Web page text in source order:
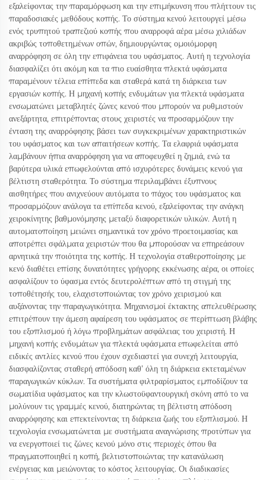
εξαλείφοντας την παραμόρφωση και την επιμήκυνση που πλήττουν τις
παραδοσιακές μεθόδους κοπής. Το σύστημα κενού λειτουργεί μέσω
ενός τρυπητού τραπεζιού κοπής που αναρροφά αέρα μέσω χιλιάδων
ακριβώς τοποθετημένων οπών, δημιουργώντας ομοιόμορφη
αναρρόφηση σε όλη την επιφάνεια του υφάσματος. Αυτή η τεχνολογία
διασφαλίζει ότι ακόμη και τα πιο ευαίσθητα πλεκτά υφάσματα
παραμένουν τέλεια επίπεδα και σταθερά κατά τη διάρκεια των
εργασιών κοπής. Η μηχανή κοπής ενδυμάτων για πλεκτά υφάσματα
ενσωματώνει μεταβλητές ζώνες κενού που μπορούν να ρυθμιστούν
ανεξάρτητα, επιτρέποντας στους χειριστές να προσαρμόζουν την
ένταση της αναρρόφησης βάσει των συγκεκριμένων χαρακτηριστικών
του υφάσματος και των απαιτήσεων κοπής. Τα ελαφριά υφάσματα
λαμβάνουν ήπια αναρρόφηση για να αποφευχθεί η ζημιά, ενώ τα
βαρύτερα υλικά επωφελούνται από ισχυρότερες δυνάμεις κενού για
βέλτιστη σταθερότητα. Το σύστημα περιλαμβάνει έξυπνους
αισθητήρες που ανιχνεύουν αυτόματα το πάχος του υφάσματος και
προσαρμόζουν ανάλογα τα επίπεδα κενού, εξαλείφοντας την ανάγκη
χειροκίνητης βαθμονόμησης μεταξύ διαφορετικών υλικών. Αυτή η
αυτοματοποίηση μειώνει σημαντικά τον χρόνο προετοιμασίας και
αποτρέπει σφάλματα χειριστών που θα μπορούσαν να επηρεάσουν
αρνητικά την ποιότητα της κοπής. Η τεχνολογία σταθεροποίησης με
κενό διαθέτει επίσης δυνατότητες γρήγορης εκκένωσης αέρα, οι οποίες
ασφαλίζουν το ύφασμα εντός δευτερολέπτων από τη στιγμή της
τοποθέτησής του, ελαχιστοποιώντας τον χρόνο χειρισμού και
αυξάνοντας την παραγωγικότητα. Μηχανισμοί έκτακτης απελευθέρωσης
επιτρέπουν την άμεση αφαίρεση του υφάσματος σε περίπτωση βλάβης
του εξοπλισμού ή λόγω προβλημάτων ασφάλειας του χειριστή. Η
μηχανή κοπής ενδυμάτων για πλεκτά υφάσματα επωφελείται από
ειδικές αντλίες κενού που έχουν σχεδιαστεί για συνεχή λειτουργία,
διασφαλίζοντας σταθερή απόδοση καθ’ όλη τη διάρκεια εκτεταμένων
παραγωγικών κύκλων. Τα συστήματα φιλτραρίσματος εμποδίζουν τα
σωματίδια υφάσματος και την κλωστοϋφαντουργική σκόνη από το να
μολύνουν τις γραμμές κενού, διατηρώντας τη βέλτιστη απόδοση
αναρρόφησης και επεκτείνοντας τη διάρκεια ζωής του εξοπλισμού. Η
τεχνολογία ενσωματώνεται με συστήματα αναγνώρισης προτύπων για
να ενεργοποιεί τις ζώνες κενού μόνο στις περιοχές όπου θα
πραγματοποιηθεί η κοπή, βελτιστοποιώντας την κατανάλωση
ενέργειας και μειώνοντας το κόστος λειτουργίας. Οι διαδικασίες